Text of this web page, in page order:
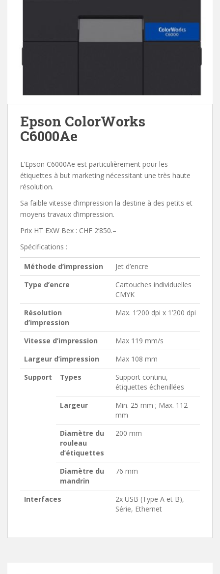
Epson ColorWorks
C6000Ae
L’Epson C6000Ae est particulièrement pour les
étiquettes à but marketing nécessitant une très haute
résolution.
Sa faible vitesse d’impression la destine à des petits et
moyens travaux d’impression.
Prix HT EXW Bex : CHF 2’850.–
Spécifications :
Méthode d’impression
Jet d’encre
Type d’encre
Cartouches individuelles
CMYK
Résolution
d’impression
Max. 1’200 dpi x 1’200 dpi
Vitesse d’impression
Max 119 mm/s
Largeur d’impression
Max 108 mm
Support
Types
Support continu,
étiquettes échenillées
Largeur
Min. 25 mm ; Max. 112
mm
Diamètre du
rouleau
d’étiquettes
200 mm
Diamètre du
mandrin
76 mm
Interfaces
2x USB (Type A et B),
Série, Ethernet